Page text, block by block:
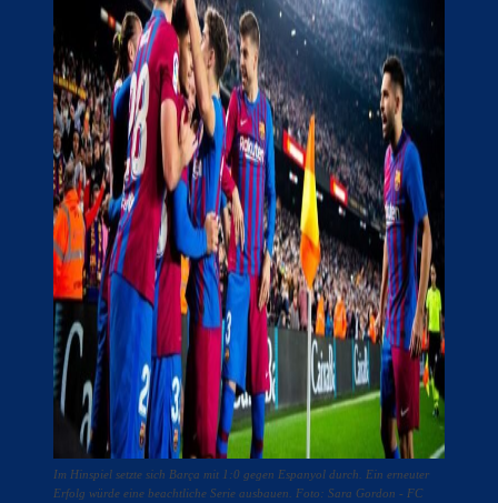
Im Hinspiel setzte sich Barça mit 1:0 gegen Espanyol durch. Ein erneuter
Erfolg würde eine beachtliche Serie ausbauen. Foto: Sara Gordon - FC